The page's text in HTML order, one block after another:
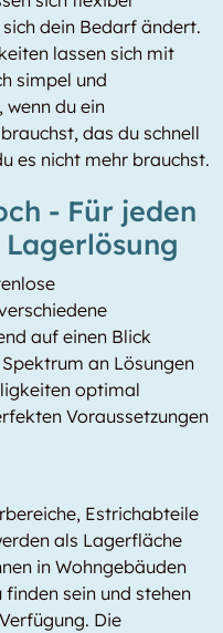
dein Bedarf ändert.
lassen sich mit
simpel und
du ein
das du schnell
es nicht mehr brauchst.
- Für jeden
auf einen Blick
an Lösungen
optimal
Voraussetzungen
Estrichabteile
als Lagerfläche
in Wohngebäuden
sein und stehen
Die